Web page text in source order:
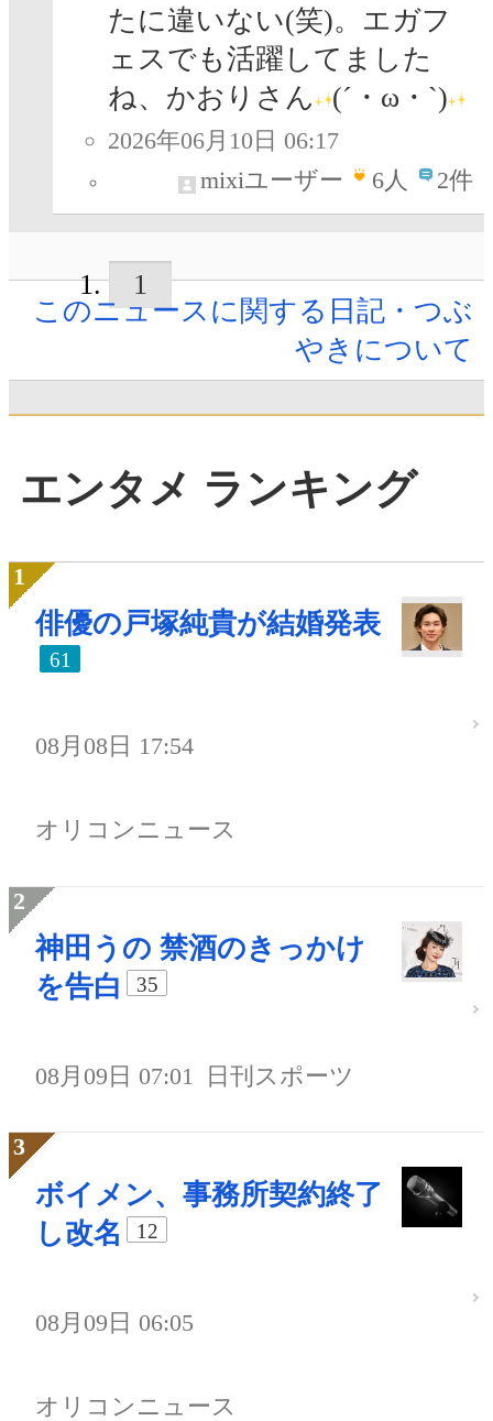
たに違いない(笑)。エガフ
ェスでも活躍してました
ね、かおりさん
(´・ω・`)
2026年06月10日 06:17
mixiユーザー
6人 2件
1
このニュースに関する日記・つぶ
やきについて
エンタメ ランキング
俳優の戸塚純貴が結婚発表
61
08月08日 17:54
オリコンニュース
神田うの 禁酒のきっかけ
を告白
35
08月09日 07:01 日刊スポーツ
ボイメン、事務所契約終了
し改名
12
08月09日 06:05
オリコンニュース